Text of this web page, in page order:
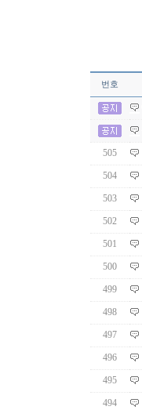
번호
505
504
503
502
501
500
499
498
497
496
495
494